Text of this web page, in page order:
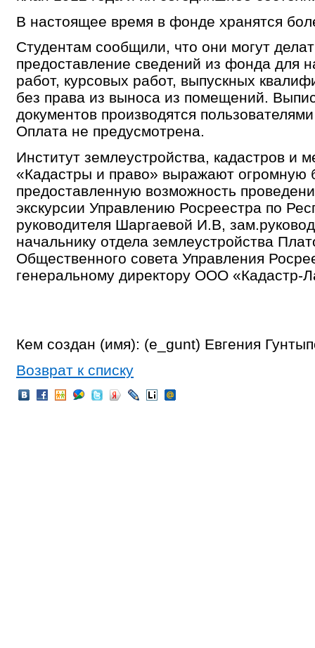
В настоящее время в фонде хранятся
Студентам сообщили, что они могут
предоставление сведений из фонда для
работ, курсовых работ, выпускных
без права из выноса из помещений.
документов производятся
Оплата не предусмотрена.
Институт землеустройства, кадастров и
«Кадастры и право» выражают огромную
предоставленную возможность
экскурсии Управлению Росреестра по
руководителя Шаргаевой И.В,
начальнику отдела землеустройства
Общественного совета Управления
генеральному директору ООО «Кадастр-
Кем создан (имя): (e_gunt) Евгения
Возврат к списку